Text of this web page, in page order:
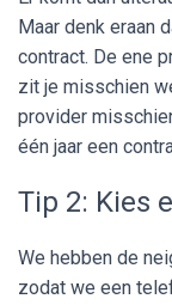
Maar denk eraan
contract. De ene
zit je misschien
provider
één jaar een
Tip 2: Kies
We hebben de
zodat we een